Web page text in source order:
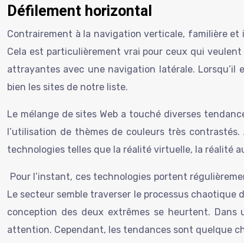
Défilement horizontal
Contrairement à la navigation verticale, familière
Cela est particulièrement vrai pour ceux qui veulent
attrayantes avec une navigation latérale.
bien les sites de notre liste.
Le mélange de sites Web a touché diverses
l’utilisation de thèmes de couleurs très
technologies telles que la réalité virtuelle, la réalité
Pour l’instant, ces technologies portent
Le secteur semble traverser le processus chaotique
conception des deux extrêmes se heurtent.
attention. Cependant, les tendances sont quelque